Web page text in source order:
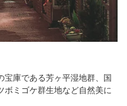
宝庫である芳ヶ平湿地群、国
ボミゴケ群生地など自然美に